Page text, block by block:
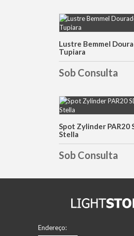
DETALHES
Lustre Bemmel
Tupiara
Sob Consulta
DETALHES
Spot Zylinder PAR20
Stella
Sob Consulta
Endereço: